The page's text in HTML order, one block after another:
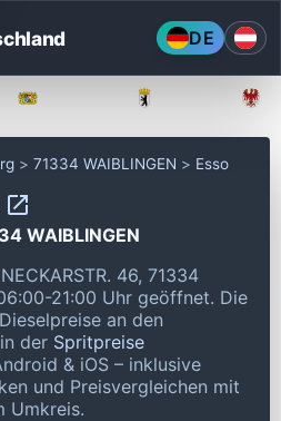
DE
71334 WAIBLINGEN Esso
WAIBLINGEN
46, 71334
21:00 Uhr geöffnet. Die
an den
der Spritpreise
& iOS – inklusive
und Preisvergleichen mit
Umkreis.